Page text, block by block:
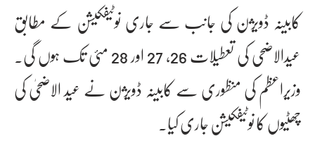
کابینہ ڈویژن کی جانب سے جاری نوٹیفکیشن کے مطابق
عیدالاضحی کی تعطیلات 26، 27 اور 28 مئی تک ہوں گی۔
وزیراعظم کی منظوری سے کابینہ ڈویژن نے عید الاضحیٰ کی
چھٹیوں کا نوٹیفکیشن جاری کیا۔